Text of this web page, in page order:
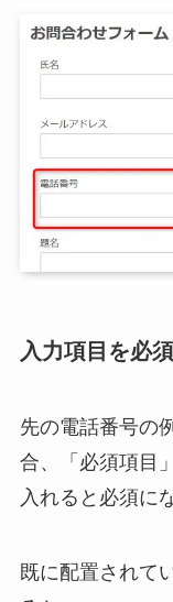
入力項目を必
先の電話番号の
合、「必須項目
入れると必須に
既に配置されて